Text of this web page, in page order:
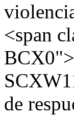
<span
de